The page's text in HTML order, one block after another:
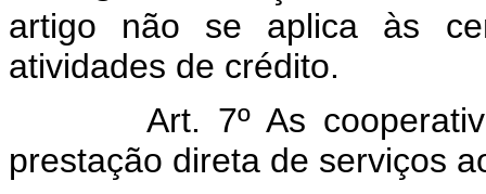
artigo não se aplica às
atividades de crédito.
Art. 7º As
prestação direta de serviços